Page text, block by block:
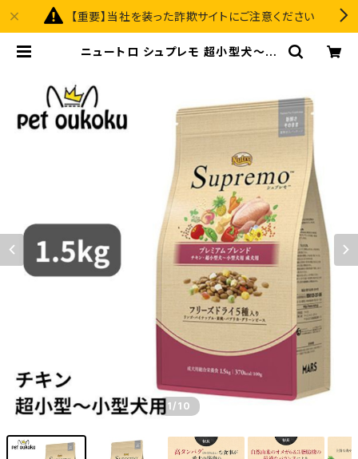
【重要】当社を装った詐欺サイトにご注意ください
ニュートロ シュプレモ 超小型犬〜小
1 /10